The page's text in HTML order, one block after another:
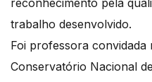
trabalho desenvolvido.
Foi professora convidada
Conservatório Nacional